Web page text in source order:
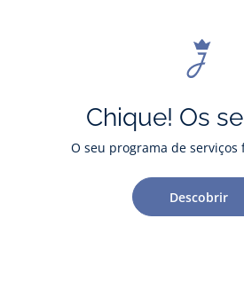
Chique! Os
O seu programa de serviços
Descobrir